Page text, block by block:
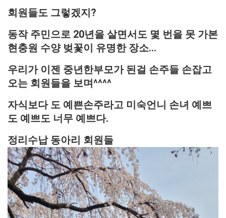
회원들도 그렇겠지?
동작 주민으로 20년을 살면서도 몇 번을 못 가본
현충원 수양 벚꽃이 유명한 장소...
우리가 이젠 중년한부모가 된걸 손주들 손잡고
오는 회원들을 보며^^^^
자식보다 도 예쁜손주라고 미숙언니 손녀 예쁘
도 예쁘도 너무 예쁘다.
정리수납 동아리 회원들